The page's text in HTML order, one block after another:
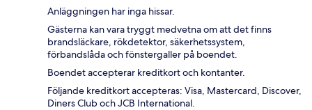
Anläggningen har inga hissar.
Gästerna kan vara tryggt medvetna om att det finns
brandsläckare, rökdetektor, säkerhetssystem,
förbandslåda och fönstergaller på boendet.
Boendet accepterar kreditkort och kontanter.
Följande kreditkort accepteras: Visa, Mastercard, Discover,
Diners Club och JCB International.